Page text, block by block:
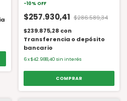
-10% OFF
$257.930,41 $286.589,34
$239.875,28 con
Transferencia o depósito
bancario
6 x$42.988,40 sin interés